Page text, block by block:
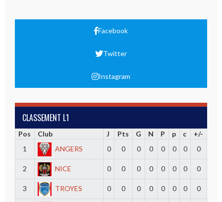
Facebook
Twitter
Instagram
CLASSEMENT L1
Pos Club J Pts G N P p c
+/-
1
ANGERS 0 0 0 0 0 0 0 0
2 NICE 0 0 0 0 0 0 0 0
3 TROYES 0 0 0 0 0 0 0 0